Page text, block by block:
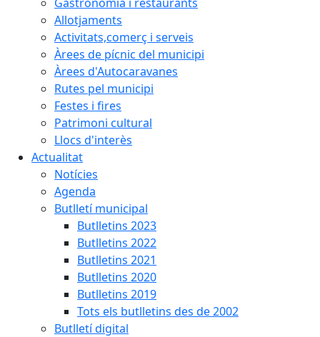
Allotjaments
Activitats,comerç i serveis
Àrees de pícnic del municipi
Àrees d'Autocaravanes
Rutes pel municipi
Festes i fires
Patrimoni cultural
Llocs d'interès
Actualitat
Notícies
Agenda
Butlletí municipal
Butlletins 2023
Butlletins 2022
Butlletins 2021
Butlletins 2020
Butlletins 2019
Tots els butlletins des de 2002
Butlletí digital